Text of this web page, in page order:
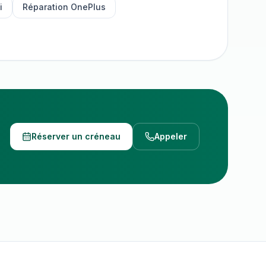
Réparation OnePlus
Réserver un créneau Appeler